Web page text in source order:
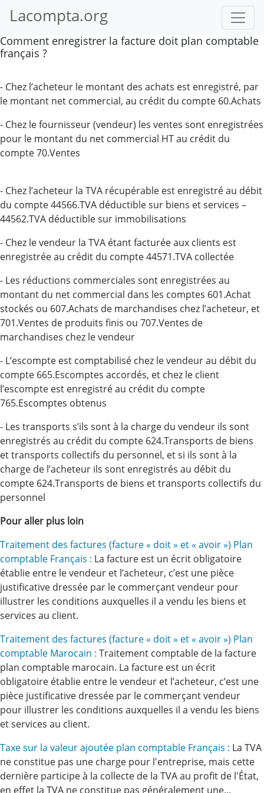
Lacompta.org
Comment enregistrer la facture doit plan comptable
français ?
- Chez l’acheteur le montant des achats est enregistré, par
le montant net commercial, au crédit du compte 60.Achats
- Chez le fournisseur (vendeur) les ventes sont enregistrées
pour le montant du net commercial HT au crédit du
compte 70.Ventes
- Chez l’acheteur la TVA récupérable est enregistré au débit
du compte 44566.TVA déductible sur biens et services –
44562.TVA déductible sur immobilisations
- Chez le vendeur la TVA étant facturée aux clients est
enregistrée au crédit du compte 44571.TVA collectée
- Les réductions commerciales sont enregistrées au
montant du net commercial dans les comptes 601.Achat
stockés ou 607.Achats de marchandises chez l’acheteur, et
701.Ventes de produits finis ou 707.Ventes de
marchandises chez le vendeur
- L’escompte est comptabilisé chez le vendeur au débit du
compte 665.Escomptes accordés, et chez le client
l’escompte est enregistré au crédit du compte
765.Escomptes obtenus
- Les transports s’ils sont à la charge du vendeur ils sont
enregistrés au crédit du compte 624.Transports de biens
et transports collectifs du personnel, et si ils sont à la
charge de l’acheteur ils sont enregistrés au débit du
compte 624.Transports de biens et transports collectifs du
personnel
Pour aller plus loin
Traitement des factures (facture « doit » et « avoir ») Plan
comptable Français : La facture est un écrit obligatoire
établie entre le vendeur et l’acheteur, c’est une pièce
justificative dressée par le commerçant vendeur pour
illustrer les conditions auxquelles il a vendu les biens et
services au client.
Traitement des factures (facture « doit » et « avoir ») Plan
comptable Marocain : Traitement comptable de la facture
plan comptable marocain. La facture est un écrit
obligatoire établie entre le vendeur et l’acheteur, c’est une
pièce justificative dressée par le commerçant vendeur
pour illustrer les conditions auxquelles il a vendu les biens
et services au client.
Taxe sur la valeur ajoutée plan comptable Français : La TVA
ne constitue pas une charge pour l'entreprise, mais cette
dernière participe à la collecte de la TVA au profit de l'État,
en effet la TVA ne constitue pas généralement une...